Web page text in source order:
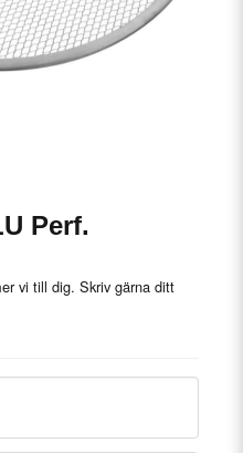
Perf.
vi till dig. Skriv gärna ditt